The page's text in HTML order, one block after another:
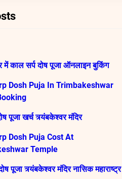
में काल सर्प दोष पूजा ऑनलाइन बुकिंग
Dosh Puja In Trimbakeshwar
पूजा खर्च त्र्यंबकेश्वर मंदिर
Dosh Puja Cost At
Temple
पूजा त्र्यंबकेश्वर मंदिर नासिक महाराष्ट्र